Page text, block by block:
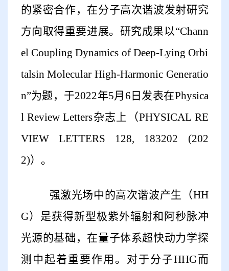
的紧密合作，在分子高次谐波发射研究
方向取得重要进展。研究成果以“Chann
el Coupling Dynamics of Deep-Lying Orbi
talsin Molecular High-Harmonic Generatio
n”为题，于2022年5月6日发表在Physica
l Review Letters杂志上（PHYSICAL RE
VIEW LETTERS 128, 183202 (202
2)）。
强激光场中的高次谐波产生（HH
G）是获得新型极紫外辐射和阿秒脉冲
光源的基础，在量子体系超快动力学探
测中起着重要作用。对于分子HHG而